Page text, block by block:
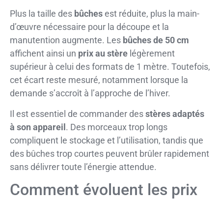
Plus la taille des bûchesest réduite, plus la main-
d’œuvre nécessaire pour la découpe et la
manutention augmente. Les bûches de 50 cm
affichent ainsi un prix au stère légèrement
supérieur à celui des formats de 1 mètre. Toutefois,
cet écart reste mesuré, notamment lorsque la
demande s’accroît à l’approche de l’hiver.
Il est essentiel de commander desstères adaptés
à son appareil. Des morceaux trop longs
compliquent le stockage et l’utilisation, tandis que
des bûches trop courtes peuvent brûler rapidement
sans délivrer toute l’énergie attendue.
Comment évoluent les prix